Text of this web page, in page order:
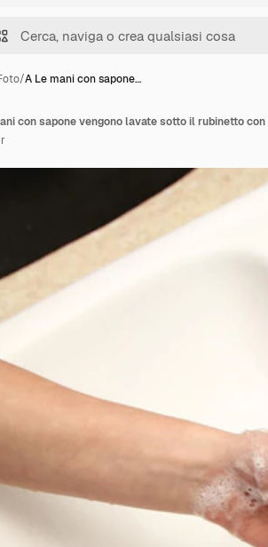
/A Le mani con sapone…
con sapone vengono lavate sotto il rubinetto con